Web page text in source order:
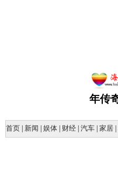
年传
首页 新闻 娱体 财经 汽车 家居